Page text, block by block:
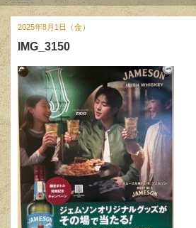
2025年8月1日（金）
IMG_3150